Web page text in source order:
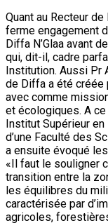
Quant au Recteur
ferme engagement
Diffa N’Glaa avant
qui, dit-il, cadre
Institution. Aussi Pr
de Diffa a été créée
avec comme
et écologiques. A ce
Institut Supérieur
d’une Faculté des
a ensuite évoqué
«Il faut le souligner
transition entre la
les équilibres du
caractérisée par
agricoles,